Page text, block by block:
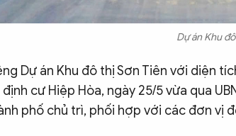
Dự án Khu
Dự án Khu đô thị Sơn Tiên với diện
cư Hiệp Hòa, ngày 25/5 vừa qua
phố chủ trì, phối hợp với các đơn vị